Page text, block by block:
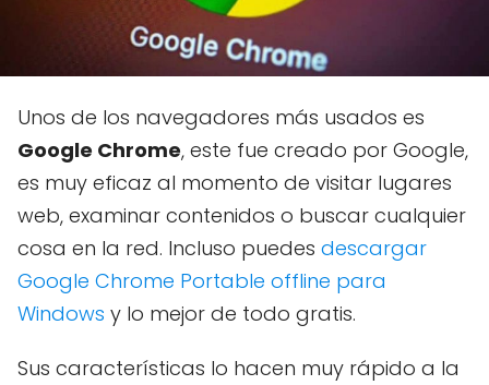
Unos de los navegadores más usados es
Google Chrome, este fue creado por Google,
es muy eficaz al momento de visitar lugares
web, examinar contenidos o buscar cualquier
cosa en la red. Incluso puedes descargar
Google Chrome Portable offline para
Windows y lo mejor de todo gratis.
Sus características lo hacen muy rápido a la